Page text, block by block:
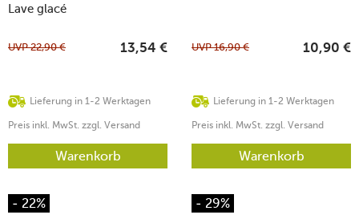
Lave glacé
Lieferung in 1-2 Werktagen
UVP22,90 € 13,54 €
Preis inkl. MwSt. zzgl. Versand
Warenkorb
Lieferung in 1-2 Werktagen
UVP16,90 € 10,90 €
Preis inkl. MwSt. zzgl. Versand
Warenkorb
- 22% - 29%